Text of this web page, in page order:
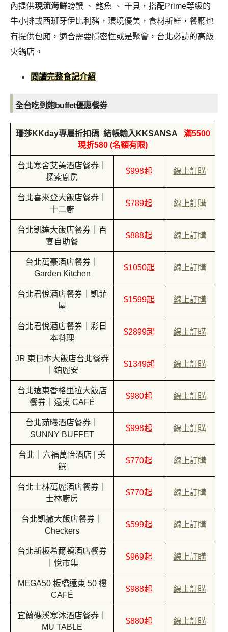
內提供現流海鮮螃蟹 、 鮑魚 、 干貝，搭配Prime等級的
牛小排或西班牙伊比利豬， 環境優美，食材新鮮， 餐廳也
有提供包廂，適合需要隱密性或是聚會，台北必訪的高級
火鍋店。
閱讀完整食記介紹
全台吃到飽buffet優惠餐劵
珊莎KKday專屬折扣碼 結帳輸入KKSANSA 滿5500
現折580 (名額有限)
台北寒舍艾美酒店餐券｜
探索廚房
$998起 線上訂購
台北喜來登大飯店餐券｜
十二廚
$789起 線上訂購
台北凱達大飯店餐券｜百
宴自助餐
$888起 線上訂購
台北萬豪酒店餐券｜
Garden Kitchen
$1050起 線上訂購
台北君悅酒店餐券｜凱菲
屋
$1599起 線上訂購
台北君悅酒店餐券｜彩日
本料理
$2899起 線上訂購
JR 東日本大飯店台北餐券
｜鉑麗安
$1349起 線上訂購
台北遠東香格里拉大飯店
餐券｜遠東 CAFÉ
$980起 線上訂購
台北茹曦酒店餐券｜
SUNNY BUFFET
$998起 線上訂購
台北｜六福萬怡酒店 | 美
饌
$770起 線上訂購
台北士林萬麗酒店餐券｜
士林廚房
$770起 線上訂購
台北凱撒大飯店餐券｜
Checkers
$599起 線上訂購
台北新板希爾頓酒店餐券
｜悅市集
$969起 線上訂購
MEGA50 板橋遠東 50 樓
CAFÉ
$988起 線上訂購
宜蘭礁溪寒沐酒店餐券｜
MU TABLE
$880起 線上訂購